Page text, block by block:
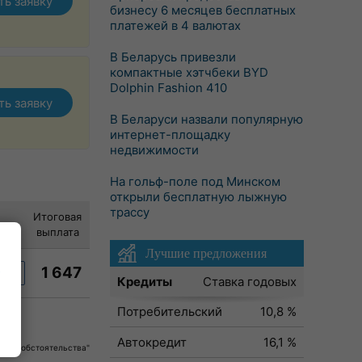
заявку
Итоговая
выплата
1 647
обстоятельства"
бизнесу 6 месяцев бесплатных
платежей в 4 валютах
В Беларусь привезли
компактные хэтчбеки BYD
Dolphin Fashion 410
В Беларуси назвали популярную
интернет-площадку
недвижимости
На гольф-поле под Минском
открыли бесплатную лыжную
трассу
Лучшие предложения
Кредиты
Ставка годовых
Потребительский
10,8 %
Автокредит
16,1 %